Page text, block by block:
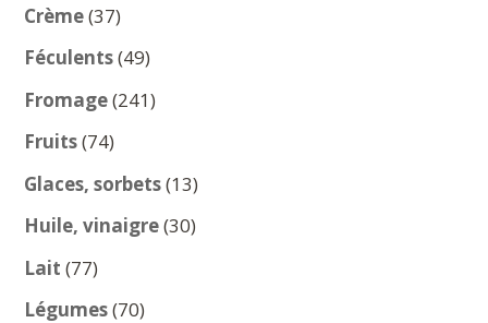
Crème 3737
produits
Féculents 4949
produits
Fromage 241241
Fruits 7474
produits
Glaces, sorbets 1313
produits
Huile, vinaigre 3030
Lait 7777
produits
Légumes 7070